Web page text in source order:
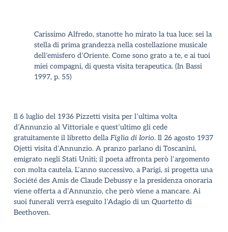
Carissimo Alfredo, stanotte ho mirato la tua luce: sei la
stella di prima grandezza nella costellazione musicale
dell’emisfero d’Oriente. Come sono grato a te, e ai tuoi
miei compagni, di questa visita terapeutica. (In Bassi
1997, p. 55)
Il 6 luglio del 1936 Pizzetti visita per l’ultima volta
d’Annunzio al Vittoriale e quest’ultimo gli cede
gratuitamente il libretto della Figlia di Iorio. Il 26 agosto 1937
Ojetti visita d’Annunzio. A pranzo parlano di Toscanini,
emigrato negli Stati Uniti; il poeta affronta però l’argomento
con molta cautela. L’anno successivo, a Parigi, si progetta una
Société des Amis de Claude Debussy e la presidenza onoraria
viene offerta a d’Annunzio, che però viene a mancare. Ai
suoi funerali verrà eseguito l’Adagio di un Quartettodi
Beethoven.